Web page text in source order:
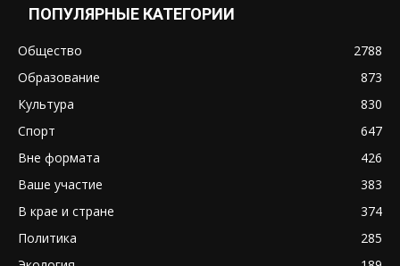
ПОПУЛЯРНЫЕ КАТЕГОРИИ
Общество
2788
Образование
873
Культура
830
Спорт
647
Вне формата
426
Ваше участие
383
В крае и стране
374
Политика
285